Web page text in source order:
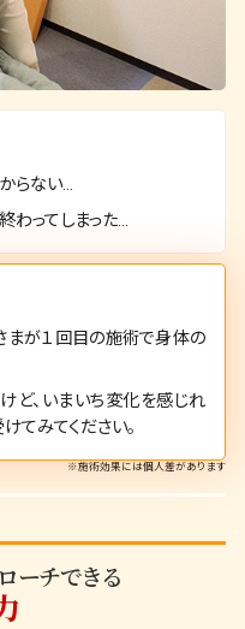
らない…
ってしまった…
まが１回目の施術で身体の
ど、いまいち変化を感じれ
てみてください。
※施術効果には個人差があります
ーチできる